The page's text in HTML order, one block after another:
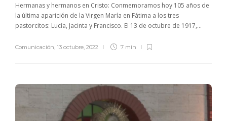
Hermanas y hermanos en Cristo: Conmemoramos hoy 105 años de
la última aparición de la Virgen María en Fátima a los tres
pastorcitos: Lucía, Jacinta y Francisco. El 13 de octubre de 1917,...
Comunicación 13 octubre, 2022 7 min